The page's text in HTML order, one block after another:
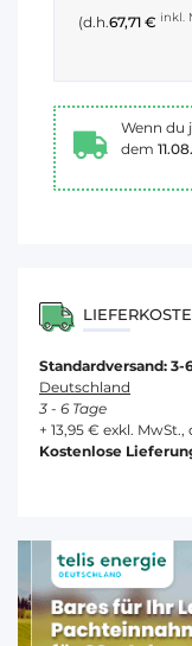
(d.h.67,71 € inkl.
Wenn du
dem
Standardversand:
Deutschland
3 - 6 Tage
+ 13,95 € exkl.
Kostenlose